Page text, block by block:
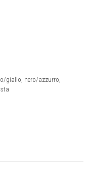
giallo, nero/azzurro,